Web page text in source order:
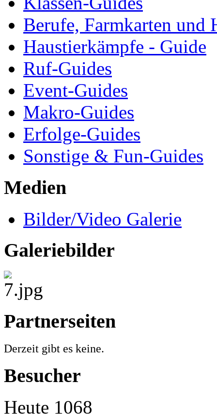
Berufe, Farmkarten und
Haustierkämpfe - Guide
Ruf-Guides
Event-Guides
Makro-Guides
Erfolge-Guides
Sonstige & Fun-Guides
Medien
Bilder/Video Galerie
Galeriebilder
Partnerseiten
Derzeit gibt es keine.
Besucher
Heute 1068